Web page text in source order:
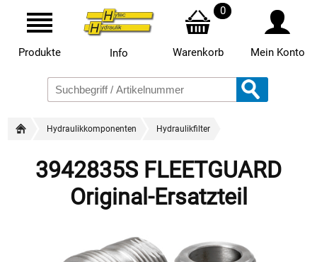
Produkte Info
0
Warenkorb Mein Konto
Hydraulikkomponenten Hydraulikfilter
3942835S FLEETGUARD
Original-Ersatzteil